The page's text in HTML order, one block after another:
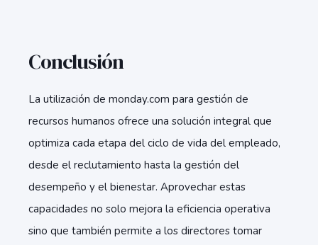
Conclusión
La utilización de monday.com para gestión de
recursos humanos ofrece una solución integral que
optimiza cada etapa del ciclo de vida del empleado,
desde el reclutamiento hasta la gestión del
desempeño y el bienestar. Aprovechar estas
capacidades no solo mejora la eficiencia operativa
sino que también permite a los directores tomar